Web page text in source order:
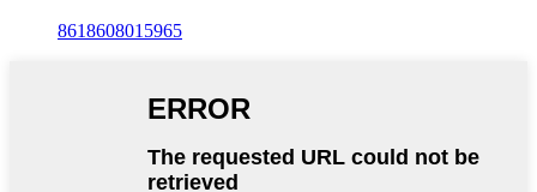
8618608015965